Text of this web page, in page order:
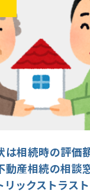
は相続時の評価
動産相続の相談
リックストラスト